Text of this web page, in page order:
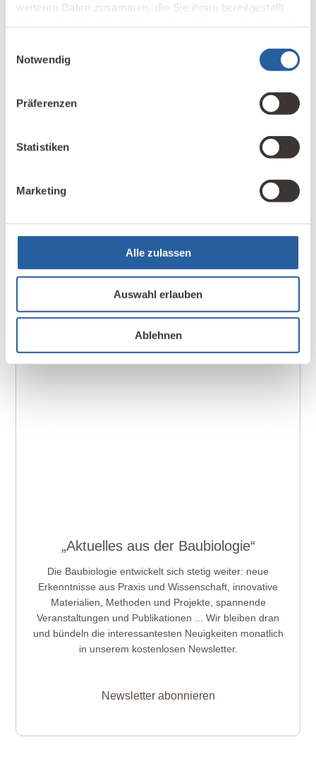
weiteren Daten zusammen, die Sie ihnen bereitgestellt
Notwendig
Präferenzen
Statistiken
Marketing
Alle zulassen
Auswahl erlauben
Ablehnen
LESEN SIE MAGAZIN-BEITRÄGE ZUM THEMA:
Energie & Haustechnik
kostenfreies
Wie werde ich
Baubiolog*in IBN?
„Aktuelles aus der Baubiologie“
Die Baubiologie entwickelt sich stetig weiter: neue
Erkenntnisse aus Praxis und Wissenschaft, innovative
Materialien, Methoden und Projekte, spannende
Veranstaltungen und Publikationen ... Wir bleiben dran
und bündeln die interessantesten Neuigkeiten monatlich
in unserem kostenlosen Newsletter.
Newsletter abonnieren